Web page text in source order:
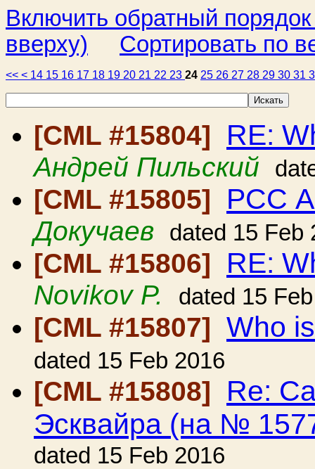
Включить обратный
вверху)
Сортировать по
<< < 14 15 16 17 18 19 20 21 22 23 24 25 26 27 28 29 30 31
[CML #15804] RE:
Андрей Пильский
[CML #15805] РСС
Докучаев dated 15 Feb
[CML #15806] RE:
Novikov P. dated 15
[CML #15807] Who
dated 15 Feb 2016
[CML #15808] Re:
Эсквайра (на №
dated 15 Feb 2016